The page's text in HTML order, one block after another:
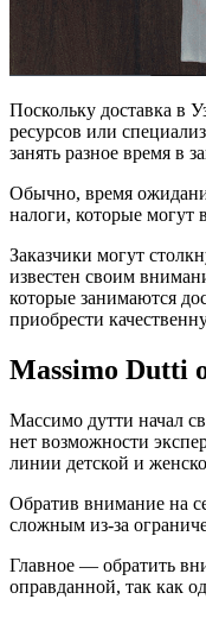
Поскольку доставка в
ресурсов или
занять разное время в
Обычно, время
налоги, которые могут
Заказчики могут
известен своим
которые занимаются
приобрести
Massimo Dutti
Массимо дутти начал
нет возможности
линии детской и
Обратив внимание на
сложным из-за
Главное — обратить
оправданной, так как